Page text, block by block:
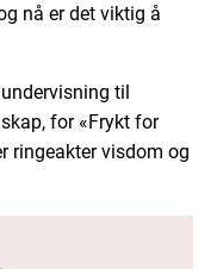
nå er det viktig å
til
for «Frykt for
ringeakter visdom og